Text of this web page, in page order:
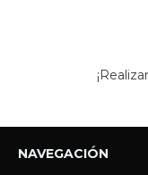
NAVEGACIÓN